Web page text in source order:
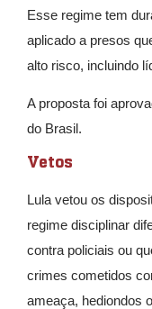
Esse regime tem
aplicado a presos
alto risco, incluindo
A proposta foi
do Brasil.
Vetos
Lula vetou os
regime disciplinar
contra policiais ou
crimes cometidos
ameaça, hediondos